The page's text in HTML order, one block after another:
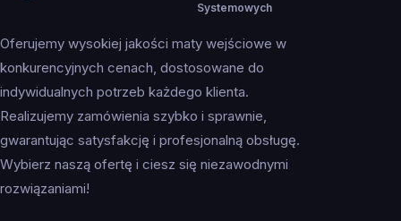
Systemowych
Oferujemy wysokiej jakości maty wejściowe w
konkurencyjnych cenach, dostosowane do
indywidualnych potrzeb każdego klienta.
Realizujemy zamówienia szybko i sprawnie,
gwarantując satysfakcję i profesjonalną obsługę.
Wybierz naszą ofertę i ciesz się niezawodnymi
rozwiązaniami!